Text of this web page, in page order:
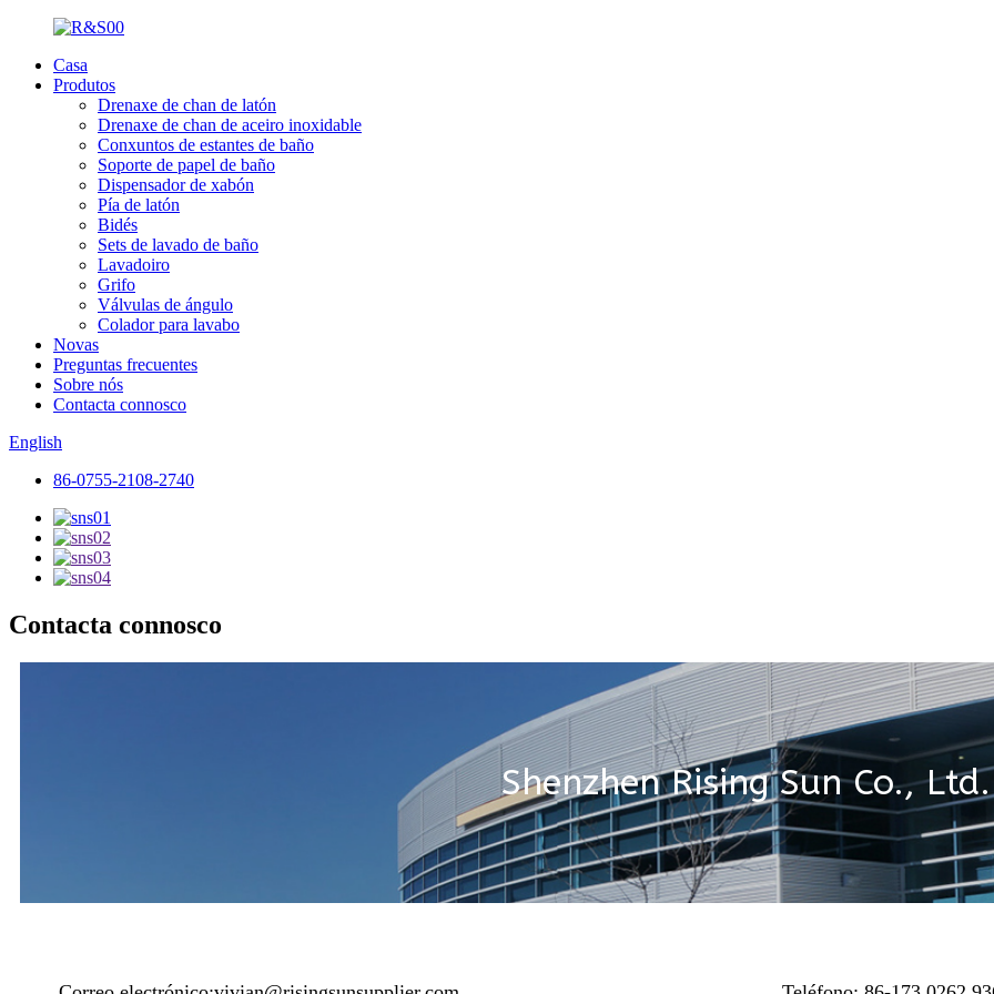
Casa
Produtos
Drenaxe de chan de latón
Drenaxe de chan de aceiro inoxidable
Conxuntos de estantes de baño
Soporte de papel de baño
Dispensador de xabón
Pía de latón
Bidés
Sets de lavado de baño
Lavadoiro
Grifo
Válvulas de ángulo
Colador para lavabo
Novas
Preguntas frecuentes
Sobre nós
Contacta connosco
English
86-0755-2108-2740
Contacta connosco
Shenzhen Rising Sun Co., Ltd.